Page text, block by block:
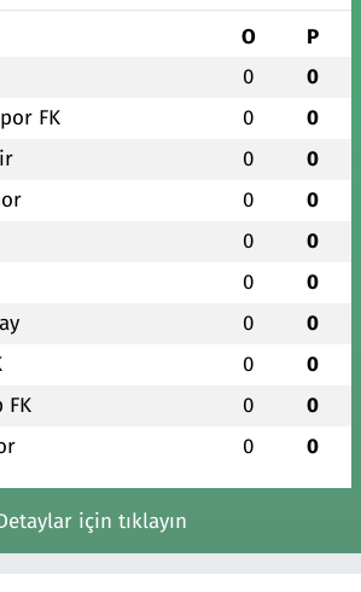
O P
0 0
FK 0 0
0 0
0 0
0 0
0 0
0 0
0 0
FK 0 0
0 0
için tıklayın